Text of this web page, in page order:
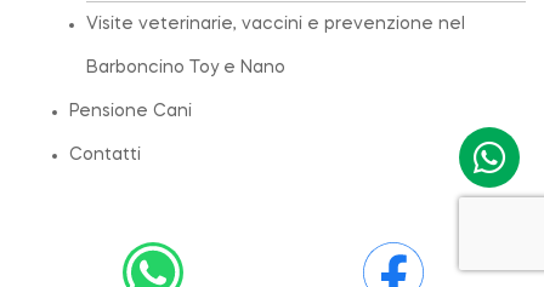
Visite veterinarie, vaccini e prevenzione nel
Barboncino Toy e Nano
Pensione Cani
Contatti